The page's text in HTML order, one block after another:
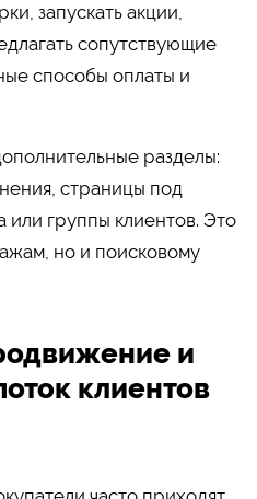
запускать акции,
сопутствующие
способы оплаты и
разделы:
страницы под
или группы клиентов. Это
но и поисковому
и
клиентов